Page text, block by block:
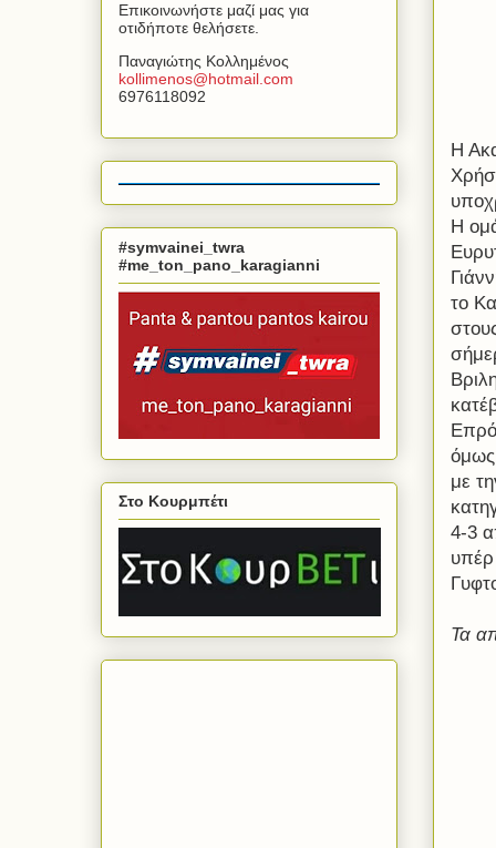
Η
Η
το
όμως
με
4-3
Τα
Επικοινωνήστε μαζί μας για
οτιδήποτε θελήσετε.
Παναγιώτης Κολλημένος
kollimenos@hotmail com
6976118092
#symvainei_twra
#me_ton_pano_karagianni
Στο Κουρμπέτι